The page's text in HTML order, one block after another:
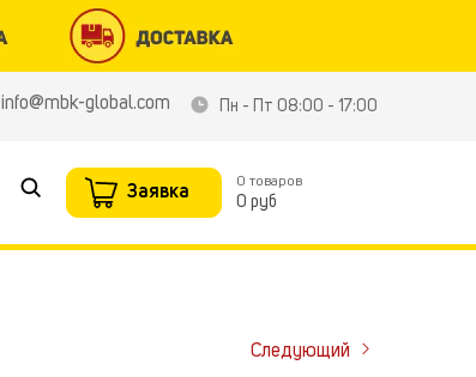
info@mbk-global.com Пн - Пт 08:00 - 17:00
Заявка
0 товаров
0 руб
Найти
Следующий